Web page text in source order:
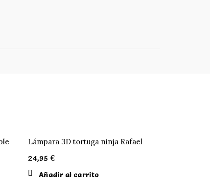
Lámpara 3D tortuga ninja Rafael
24,95 €
Añadir al carrito